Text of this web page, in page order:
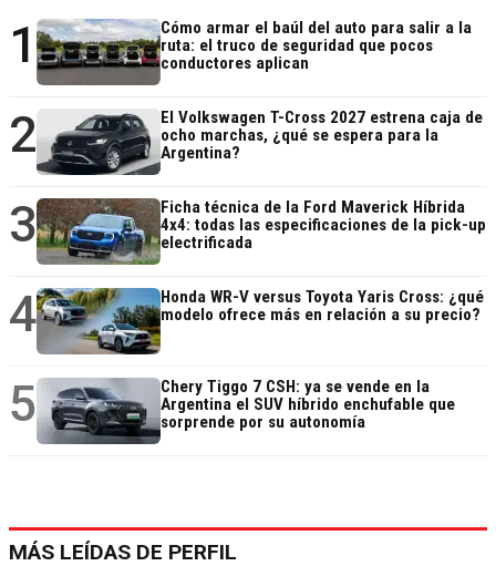
1
Cómo armar el baúl del auto para salir a la
ruta: el truco de seguridad que pocos
conductores aplican
2
El Volkswagen T-Cross 2027 estrena caja de
ocho marchas, ¿qué se espera para la
Argentina?
3
Ficha técnica de la Ford Maverick Híbrida
4x4: todas las especificaciones de la pick-up
electrificada
4
Honda WR-V versus Toyota Yaris Cross: ¿qué
modelo ofrece más en relación a su precio?
5
Chery Tiggo 7 CSH: ya se vende en la
Argentina el SUV híbrido enchufable que
sorprende por su autonomía
MÁS LEÍDAS DE PERFIL